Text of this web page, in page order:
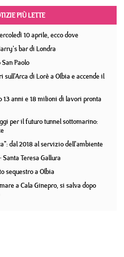
PIÙ LETTE
10 aprile, ecco dove
bar di Londra
Paolo
di Lorè a Olbia e accende il
13 anni e 18 milioni di lavori pronta
per il futuro tunnel sottomarino:
dal 2018 al servizio dell'ambiente
Teresa Gallura
sequestro a Olbia
a Cala Ginepro, si salva dopo